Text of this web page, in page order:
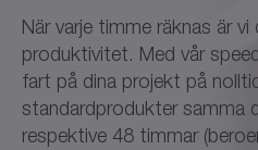
När varje timme räknas är
produktivitet. Med vår
fart på dina projekt på
standardprodukter samma
respektive 48 timmar